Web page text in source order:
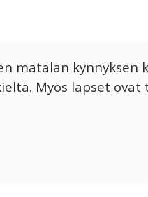
matalan kynnyksen
Myös lapset